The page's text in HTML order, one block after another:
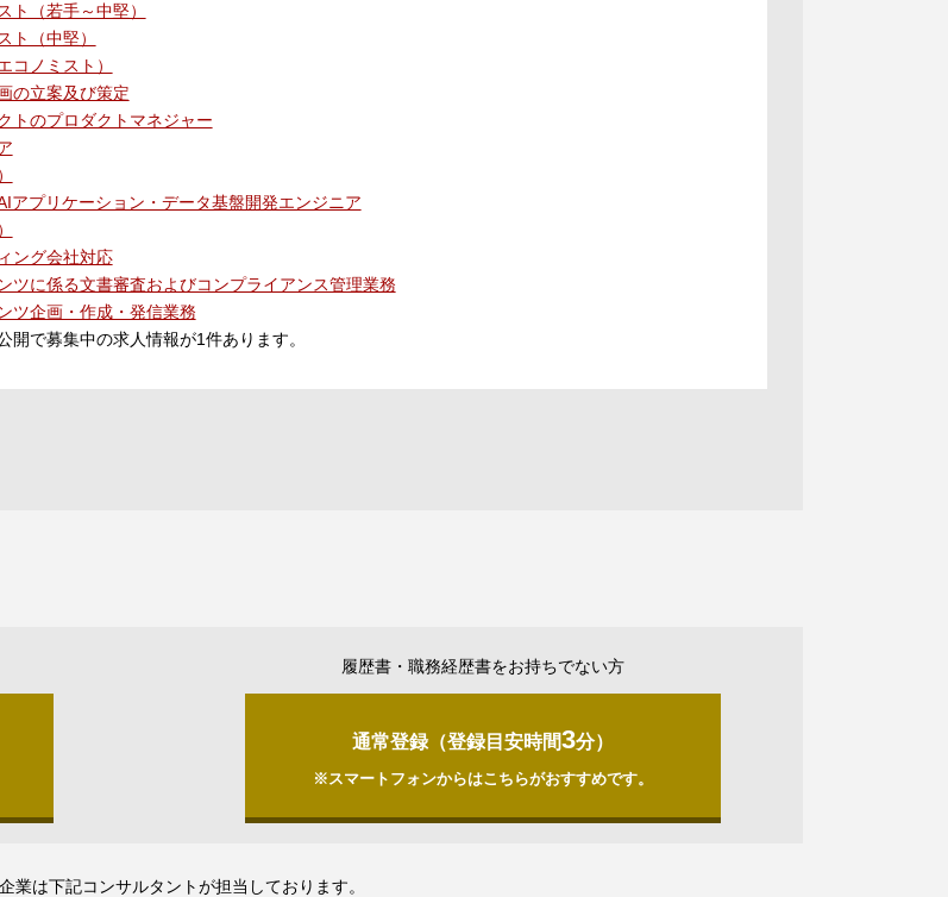
ト（若手～中堅）
ト（中堅）
コノミスト）
の立案及び策定
トのプロダクトマネジャー
アプリケーション・データ基盤開発エンジニア
ング会社対応
ツに係る文書審査およびコンプライアンス管理業務
ツ企画・作成・発信業務
開で募集中の求人情報が1件あります。
履歴書・職務経歴書をお持ちでない方
通常登録（登録目安時間3分）
※スマートフォンからはこちらがおすすめです。
業は下記コンサルタントが担当しております。